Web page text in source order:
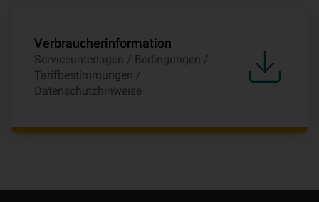
Verbraucherinformation
Serviceunterlagen / Bedingungen /
Tarifbestimmungen /
Datenschutzhinweise